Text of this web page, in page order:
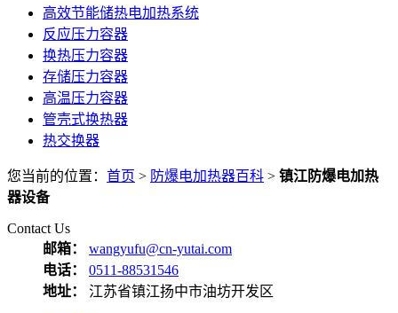
高效节能储热电加热系统
反应压力容器
换热压力容器
存储压力容器
高温压力容器
管壳式换热器
热交换器
您当前的位置： 首页 > 防爆电加热器百科 > 镇江防爆电加热
器设备
Contact Us
邮箱：
wangyufu@cn-yutai.com
电话：
0511-88531546
地址：
江苏省镇江扬中市油坊开发区